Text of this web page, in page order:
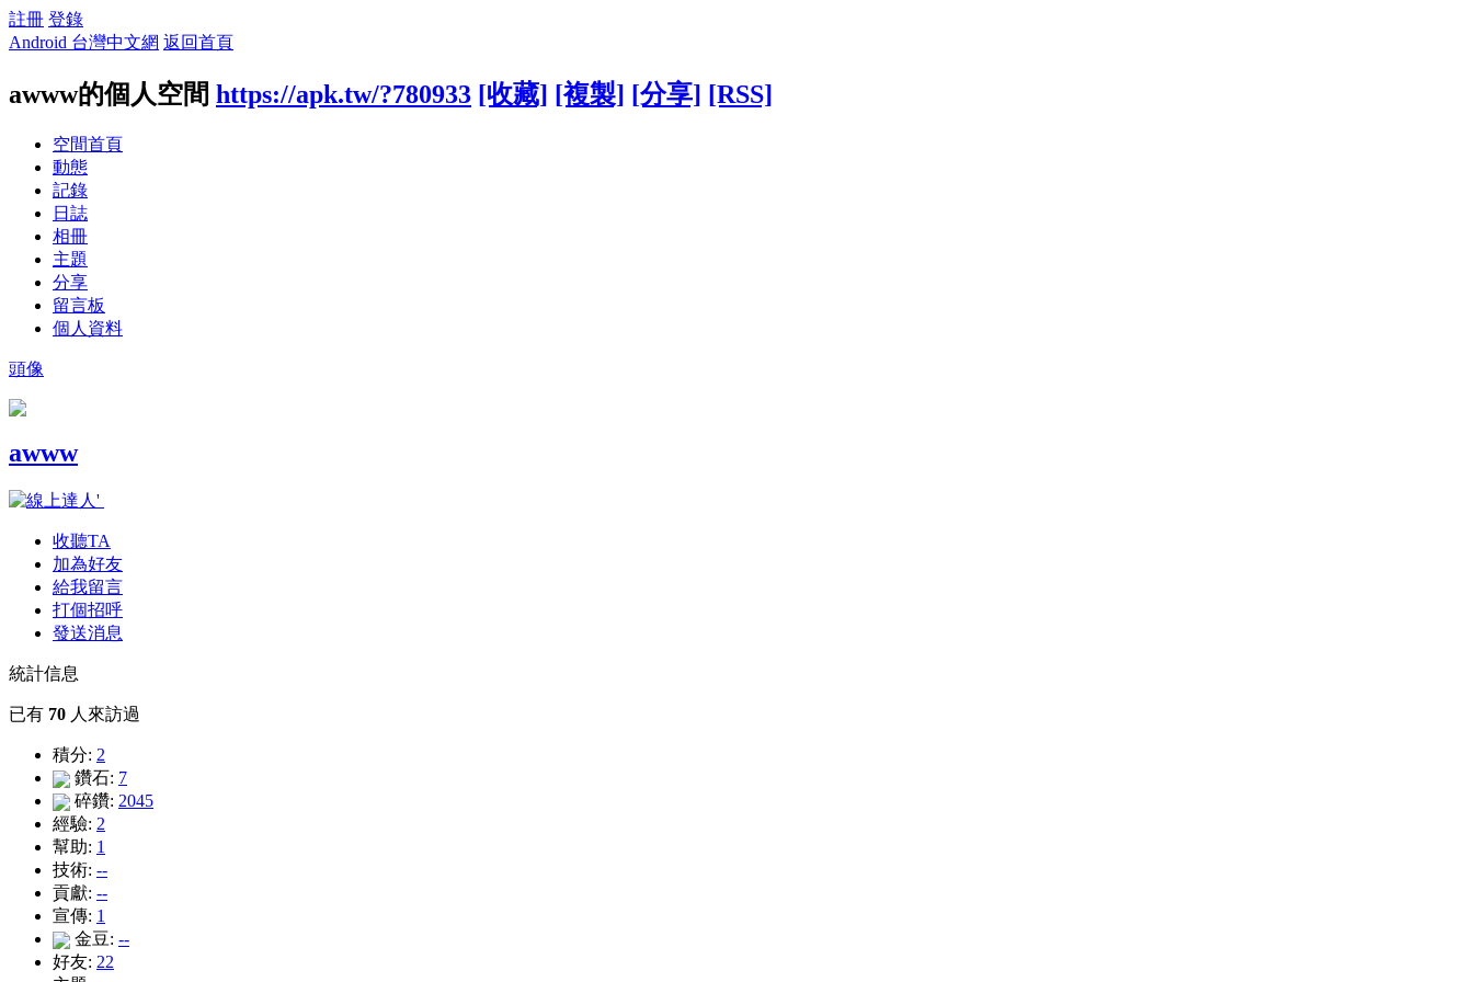
註冊 登錄
Android 台灣中文網 返回首頁
awww的個人空間 https://apk.tw/?780933 [收藏] [複製] [分享] [RSS]
空間首頁
動態
記錄
日誌
相冊
主題
分享
留言板
個人資料
頭像
awww
收聽TA
加為好友
給我留言
打個招呼
發送消息
統計信息
已有 70 人來訪過
積分: 2
鑽石: 7
碎鑽: 2045
經驗: 2
幫助: 1
技術: --
貢獻: --
宣傳: 1
金豆: --
好友: 22